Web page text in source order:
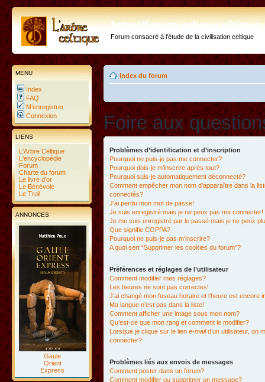
http://forum.arbre-
Forum consacré à l'étude de la civilisation celtique
MENU
Index
FAQ
M’enregistrer
Connexion
LIENS
L'Arbre Celtique
L'encyclopédie
Forum
Charte du forum
Le livre d'or
Le Bénévole
Le Troll
ANNONCES
Gaule
Orient
Express
Index du forum
Foire aux
Problèmes d’identification et d’inscription
Pourquoi ne puis-je pas me connecter?
Pourquoi dois-je m’inscrire après tout?
Pourquoi suis-je automatiquement déconnecté?
Comment empêcher mon nom d’apparaître dans la
connectés?
J’ai perdu mon mot de passe!
Je suis enregistré mais je ne peux pas me connecter!
Je me suis enregistré par le passé mais je ne peux
Que signifie COPPA?
Pourquoi ne puis-je pas m’inscrire?
A quoi sert “Supprimer les cookies du forum”?
Préférences et réglages de l’utilisateur
Comment modifier mes réglages?
Les heures ne sont pas correctes!
J’ai changé mon fuseau horaire et l’heure est encore
Ma langue n’est pas dans la liste!
Comment afficher une image sous mon nom?
Qu’est-ce que mon rang et comment le modifier?
Lorsque je clique sur le lien e-maild’un utilisateur, on
connecter?
Problèmes liés aux envois de messages
Comment poster dans un forum?
Comment modifier ou supprimer un message?